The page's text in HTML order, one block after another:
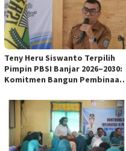
Teny Heru Siswanto Terpilih
Pimpin PBSI Banjar 2026–2030:
Komitmen Bangun Pembinaan
Berkelanjutan